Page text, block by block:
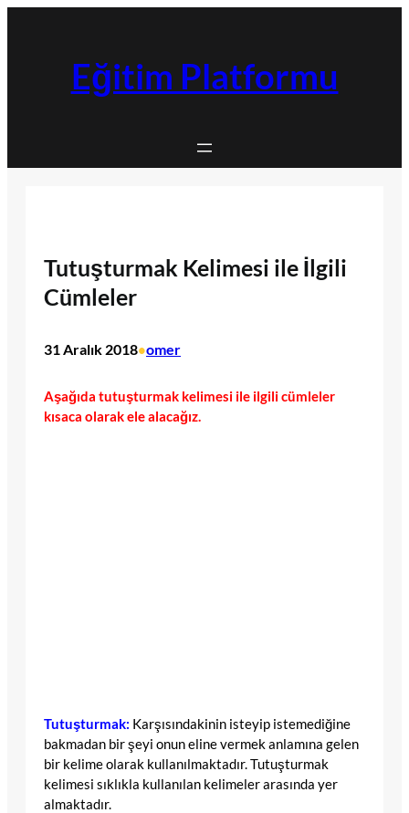
Eğitim Platformu
Tutuşturmak Kelimesi ile İlgili
Cümleler
31 Aralık 2018•omer
Aşağıda tutuşturmak kelimesi ile ilgili cümleler
kısaca olarak ele alacağız.
Tutuşturmak: Karşısındakinin isteyip istemediğine
bakmadan bir şeyi onun eline vermek anlamına gelen
bir kelime olarak kullanılmaktadır. Tutuşturmak
kelimesi sıklıkla kullanılan kelimeler arasında yer
almaktadır.